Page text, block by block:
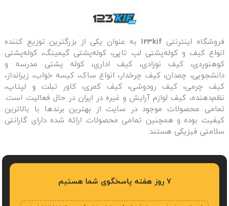
فروشگاه اینترنتی 123kif به عنوان یکی از بزرگترین توزیع کننده
انواع کیف و کوله‌پشتی لپ تاپی، کوله‌پشتی گیمینگ، کوله‌پشتی
کوهنوردی، کیف نوزادی، کیف اداری، کوله پشتی مدرسه و
دانشجویی، چمدان، کیف چرخدار، انواع ساک، کیسه خواب، زیرانداز،
کیف چرمی، کیف رودوشی، کیف کمری، کاور تبلت و لپتاپ،
نظم‌دهنده، کیف لوازم آرایش و غیره در ایران در حال فعالیت است.
تمامی محصولات موجود در سایت از بهترین برندها با بالاترین
کیفیت بوده و همچنین تمامی محصولات ارائه شده دارای گارانتی
سلامتی فیزیکی هستند.
7 روز هفته پاسخگوی شما هستیم